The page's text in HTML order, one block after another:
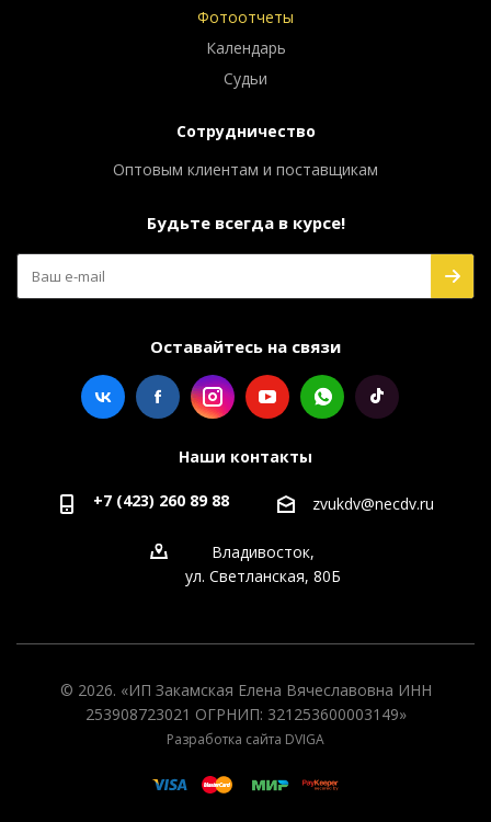
Фотоотчеты
Календарь
Судьи
Сотрудничество
Оптовым клиентам и поставщикам
Будьте всегда в курсе!
Оставайтесь на связи
Наши контакты
+7 (423) 260 89 88 zvukdv@necdv.ru
Владивосток,
ул. Светланская, 80Б
© 2026. «ИП Закамская Елена Вячеславовна ИНН
253908723021 ОГРНИП: 321253600003149»
Разработка сайта DVIGA